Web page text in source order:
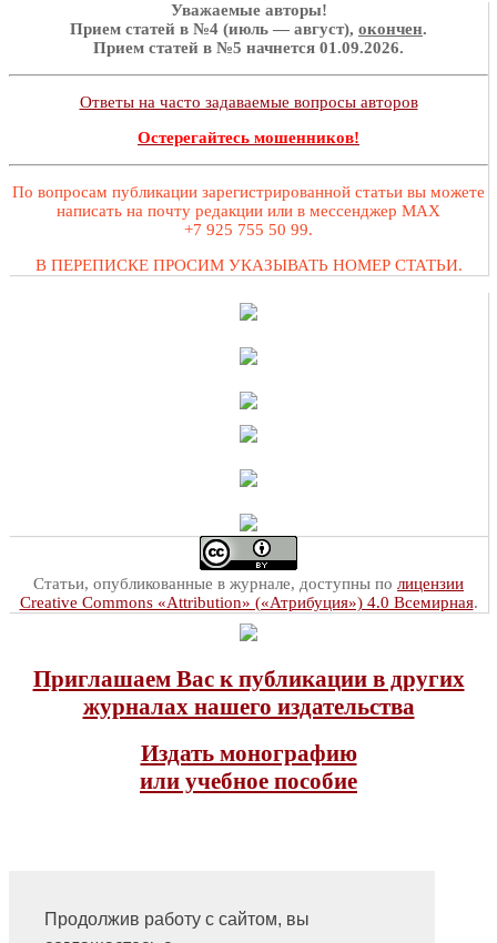
Продолжив работу с сайтом, вы
Уважаемые авторы!
Прием статей в №4 (июль — август), окончен.
Прием статей в №5 начнется 01.09.2026.
Ответы на часто задаваемые вопросы авторов
Остерегайтесь мошенников!
По вопросам публикации зарегистрированной статьи вы можете
написать на почту редакции или в мессенджер MAX
+7 925 755 50 99.
В ПЕРЕПИСКЕ ПРОСИМ УКАЗЫВАТЬ НОМЕР СТАТЬИ.
Статьи, опубликованные в журнале, доступны по лицензии
Creative Commons «Attribution» («Атрибуция») 4.0 Всемирная.
Приглашаем Вас к публикации в других
журналах нашего издательства
Издать монографию
или учебное пособие